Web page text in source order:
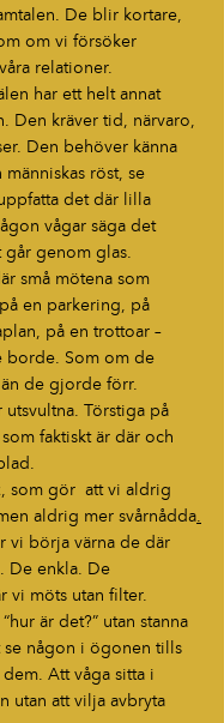
De blir kortare,
om vi försöker
relationer.
har ett helt annat
Den kräver tid, närvaro,
Den behöver känna
röst, se
det där lilla
vågar säga det
går genom glas.
små mötena som
en parkering, på
på en trottoar –
borde. Som om de
de gjorde förr.
utsvultna. Törstiga på
faktiskt är där och
som gör  att vi aldrig
aldrig mer svårnådda.
vi börja värna de där
De enkla. De
vi möts utan filter.
är det?” utan stanna
se någon i ögonen tills
Att våga sitta i
utan att vilja avbryta